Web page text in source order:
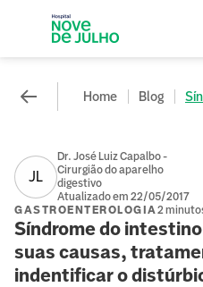
Home Blog
JL
Dr. José Luiz Capalbo -
Cirurgião do aparelho
digestivo
Atualizado em 22/05/2017
GASTROENTEROLOGIA2
Síndrome do
suas causas,
indentificar o